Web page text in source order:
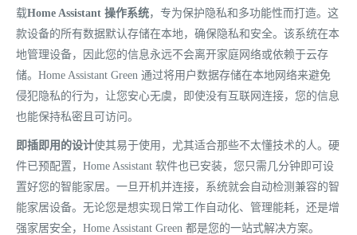
载Home Assistant 操作系统，专为保护隐私和多功能性而打造。这
款设备的所有数据默认存储在本地，确保隐私和安全。该系统在本
地管理设备，因此您的信息永远不会离开家庭网络或依赖于云存
储。Home Assistant Green 通过将用户数据存储在本地网络来避免
侵犯隐私的行为，让您安心无虞，即使没有互联网连接，您的信息
也能保持私密且可访问。
即插即用的设计使其易于使用，尤其适合那些不太懂技术的人。硬
件已预配置，Home Assistant 软件也已安装，您只需几分钟即可设
置好您的智能家居。一旦开机并连接，系统就会自动检测兼容的智
能家居设备。无论您是想实现日常工作自动化、管理能耗，还是增
强家居安全，Home Assistant Green 都是您的一站式解决方案。